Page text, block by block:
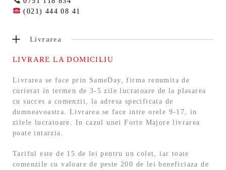
(021) 444 08 41
Livrarea
LIVRARE LA DOMICILIU
Livrarea se face prin SameDay, firma renumita de
curierat in termen de 3-5 zile lucratoare de la plasarea
cu succes a comenzii, la adresa specificata de
dumneavoastra. Livrarea se face intre orele 9-17, in
zilele lucratoare. In cazul unei Forte Majore livrarea
poate intarzia.
Tariful este de 15 de lei pentru un colet, iar toate
comenzile cu valoare de peste 200 de lei beneficiaza de